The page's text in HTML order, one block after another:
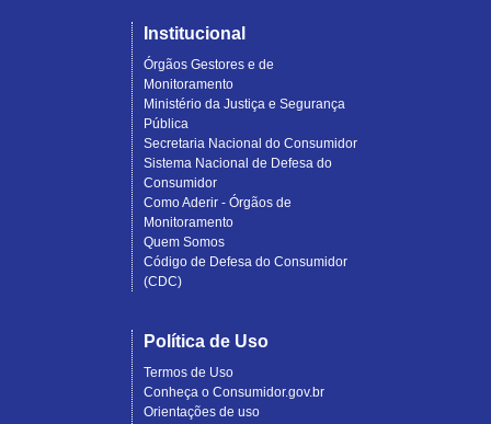
Institucional
Órgãos Gestores e de
Monitoramento
Ministério da Justiça e Segurança
Pública
Secretaria Nacional do Consumidor
Sistema Nacional de Defesa do
Consumidor
Como Aderir - Órgãos de
Monitoramento
Quem Somos
Código de Defesa do Consumidor
(CDC)
Política de Uso
Termos de Uso
Conheça o Consumidor.gov.br
Orientações de uso